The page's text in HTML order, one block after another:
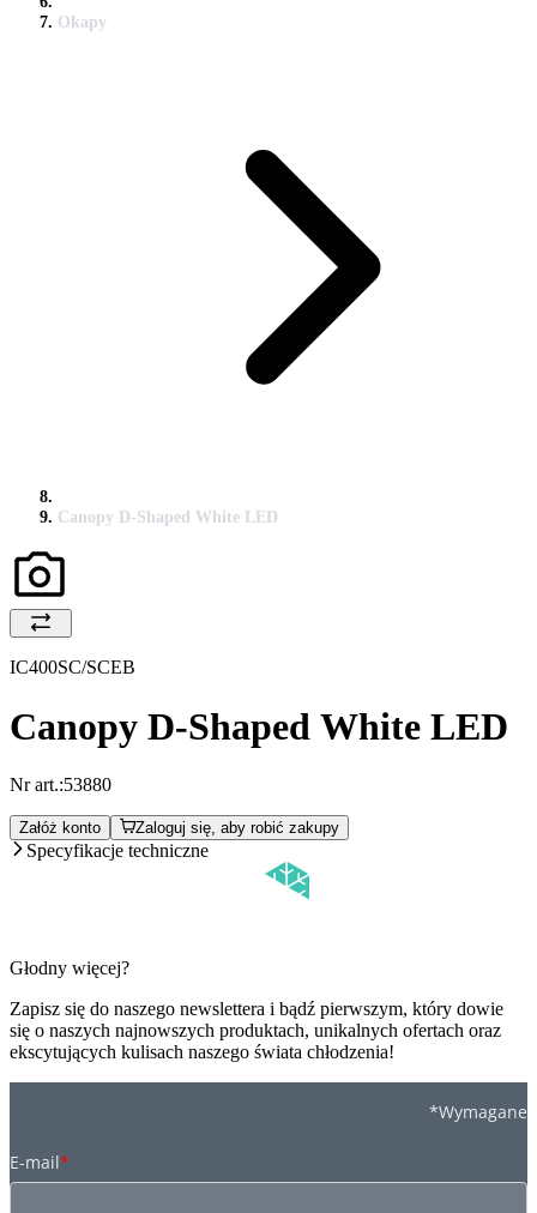
Okapy
Canopy D-Shaped White LED
IC400SC/SCEB
Canopy D-Shaped White LED
Nr art.:53880
Załóż konto Zaloguj się, aby robić zakupy
Specyfikacje techniczne
Głodny więcej?
Zapisz się do naszego newslettera i bądź pierwszym, który dowie
się o naszych najnowszych produktach, unikalnych ofertach oraz
ekscytujących kulisach naszego świata chłodzenia!
*Wymagane
E-mail*